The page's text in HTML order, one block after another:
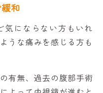
和
気にならない方もいれ
うな痛みを感じる方も
有無、過去の腹部手術